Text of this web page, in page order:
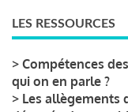
LES RESSOURCES
> Compétences
qui on en parle ?
> Les allègements